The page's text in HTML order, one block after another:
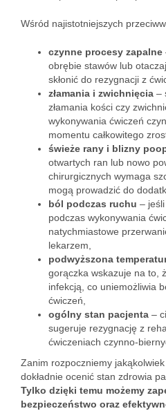
Wśród najistotniejszych
czynne procesy zapalne
obrębie stawów lub
skłonić do rezygnacji z
złamania i zwichnięcia –
złamania kości czy
wykonywania ćwiczeń
momentu całkowitego
świeże rany i blizny
otwartych ran lub nowo
chirurgicznych wymaga
mogą prowadzić do
ból podczas ruchu –
podczas wykonywania
natychmiastowe
lekarzem,
podwyższona
gorączka wskazuje na to,
infekcją, co uniemożliwia
ćwiczeń,
ogólny stan pacjenta –
sugeruje rezygnację z
ćwiczeniach czynno-
Zanim rozpoczniemy
dokładnie ocenić stan zdrowia
Tylko dzięki temu możemy
bezpieczeństwo oraz